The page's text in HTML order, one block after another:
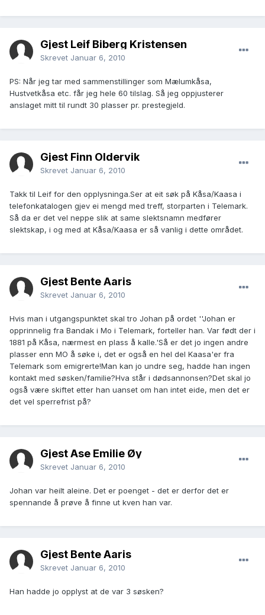
Gjest Leif Biberg Kristensen
Skrevet Januar 6, 2010
PS: Når jeg tar med sammenstillinger som Mælumkåsa,
Hustvetkåsa etc. får jeg hele 60 tilslag. Så jeg oppjusterer
anslaget mitt til rundt 30 plasser pr. prestegjeld.
Gjest Finn Oldervik
Skrevet Januar 6, 2010
Takk til Leif for den opplysninga.Ser at eit søk på Kåsa/Kaasa i
telefonkatalogen gjev ei mengd med treff, storparten i Telemark.
Så da er det vel neppe slik at same slektsnamn medfører
slektskap, i og med at Kåsa/Kaasa er så vanlig i dette området.
Gjest Bente Aaris
Skrevet Januar 6, 2010
Hvis man i utgangspunktet skal tro Johan på ordet ''Johan er
opprinnelig fra Bandak i Mo i Telemark, forteller han. Var født der i
1881 på Kåsa, nærmest en plass å kalle.'Så er det jo ingen andre
plasser enn MO å søke i, det er også en hel del Kaasa'er fra
Telemark som emigrerte!Man kan jo undre seg, hadde han ingen
kontakt med søsken/familie?Hva står i dødsannonsen?Det skal jo
også være skiftet etter han uanset om han intet eide, men det er
det vel sperrefrist på?
Gjest Åse Emilie Øy
Skrevet Januar 6, 2010
Johan var heilt aleine. Det er poenget - det er derfor det er
spennande å prøve å finne ut kven han var.
Gjest Bente Aaris
Skrevet Januar 6, 2010
Han hadde jo opplyst at de var 3 søsken?